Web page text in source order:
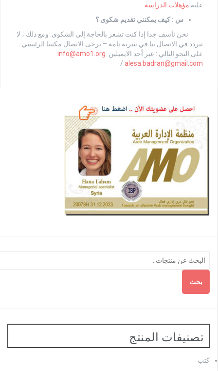
عليه مؤهلات الدراسة.
س : كيف يمكنني تقديم شكوى ؟
نحن نأسف جدا إذا كنت تشعر بالحاجة إلى الشكوى. ومع ذلك ، لا
تتردد في الاتصال بنا في سرية تامة – يرجى الاتصال مكتبنا الرئيسي
على النحو التالي : عبر أحد الايميلين info@amo1.org
/alesa.badran@gmail.com
بحث
تصنيفات المنتج
كتب